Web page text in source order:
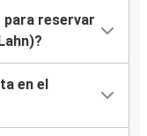
para reservar
en el